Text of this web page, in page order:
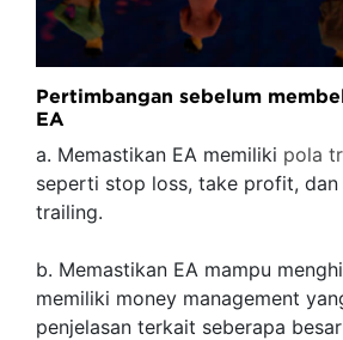
Pertimbangan sebelum
EA
a. Memastikan EA memiliki pola
seperti stop loss, take profit, dan
trailing.
b. Memastikan EA mampu
memiliki money management
penjelasan terkait seberapa